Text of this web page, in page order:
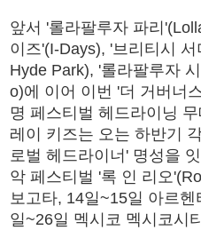
앞서 '롤라팔루자 파리
이즈'(I-Days), '브리티시
Hyde Park), '롤라팔루자
o)에 이어 이번 '더 거버너
명 페스티벌 헤드라이닝
레이 키즈는 오는 하반기
로벌 헤드라이너' 명성을
악 페스티벌 '록 인 리오
보고타, 14일~15일 아르
일~26일 멕시코 멕시코시